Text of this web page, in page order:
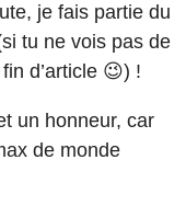
je fais partie du
tu ne vois pas de
d’article 😉) !
un honneur, car
de monde